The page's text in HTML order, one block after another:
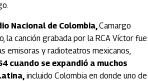
Nacional de Colombia,Camargo
la canción grabada por la RCA Víctor fue
emisoras y radioteatros mexicanos,
cuando se expandió a muchos
incluido Colombia en donde uno de